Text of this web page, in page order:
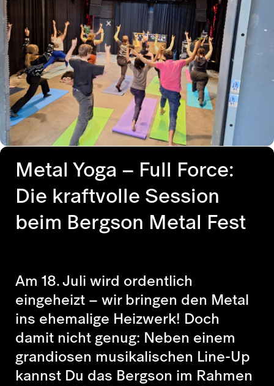
Metal Yoga – Full Force:
Die kraftvolle Session
beim Bergson Metal Fest
Am 18. Juli wird ordentlich
eingeheizt – wir bringen den Metal
ins ehemalige Heizwerk! Doch
damit nicht genug: Neben einem
grandiosen musikalischen Line-Up
kannst Du das Bergson im Rahmen